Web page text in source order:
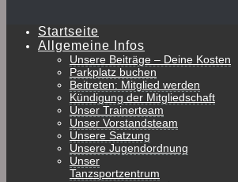
Startseite
Allgemeine Infos
Unsere Beiträge – Deine Kosten
Parkplatz buchen
Beitreten: Mitglied werden
Kündigung der Mitgliedschaft
Unser Trainerteam
Unser Vorstandsteam
Unsere Satzung
Unsere Jugendordnung
Unser
Tanzsportzentrum